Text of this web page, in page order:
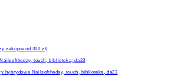
zakupie od 300 zł)
touch, biblioteka, da23
hybrydowe Nailsoftheday, touch, biblioteka, da23